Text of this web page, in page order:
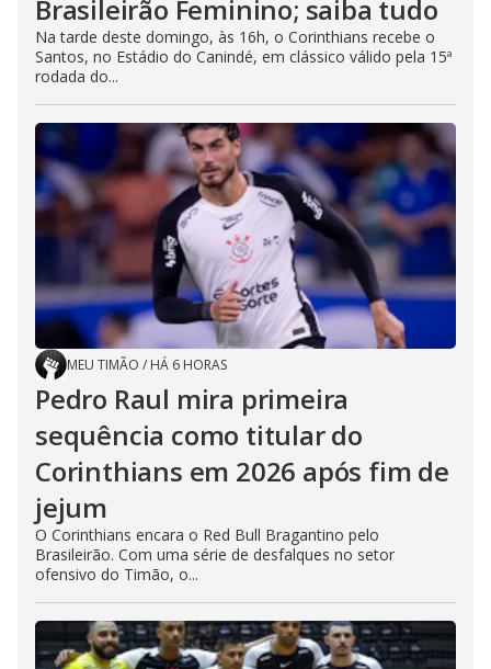
Brasileirão Feminino; saiba tudo
Na tarde deste domingo, às 16h, o Corinthians recebe o
Santos, no Estádio do Canindé, em clássico válido pela 15ª
rodada do...
MEU TIMÃO / HÁ 6 HORAS
Pedro Raul mira primeira
sequência como titular do
Corinthians em 2026 após fim de
jejum
O Corinthians encara o Red Bull Bragantino pelo
Brasileirão. Com uma série de desfalques no setor
ofensivo do Timão, o...